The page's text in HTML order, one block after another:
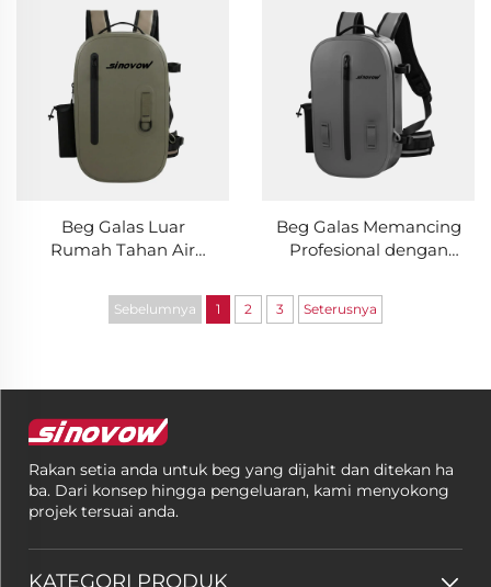
Penyimpanan Besar
Gunung &
Perlengkapan
Petualangan
Beg Galas Luar
Rumah Tahan Air
untuk Mendaki
Gunung, Berkhemah
Beg Galas Memancing
Profesional dengan
Air untuk
Petualangan Luar
Sebelumnya 1 2 3 Seterusnya
Rakan setia anda untuk beg yang dijahit dan ditekan ha
ba. Dari konsep hingga pengeluaran, kami menyokong
projek tersuai anda.
KATEGORI PRODUK